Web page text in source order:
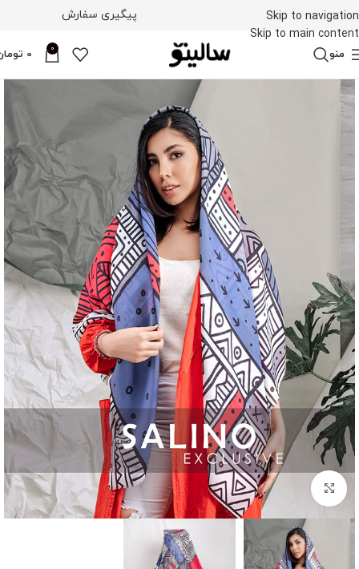
Skip to navigation
Skip to main content
پیگیری سفارش
منو 0
0
بزرگنمایی تصویر